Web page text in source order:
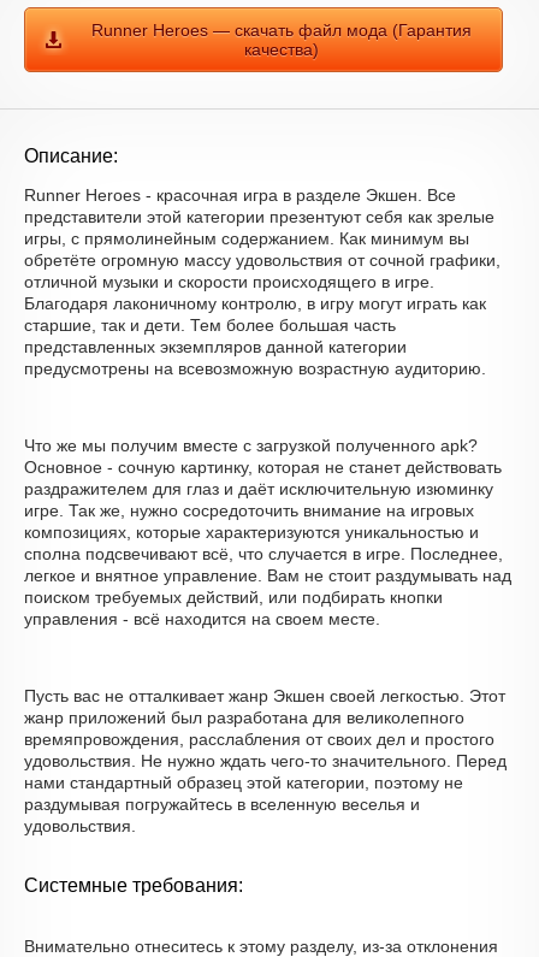
Runner Heroes — скачать файл мода (Гарантия
качества)
Описание:
Runner Heroes - красочная игра в разделе Экшен. Все
представители этой категории презентуют себя как зрелые
игры, с прямолинейным содержанием. Как минимум вы
обретёте огромную массу удовольствия от сочной графики,
отличной музыки и скорости происходящего в игре.
Благодаря лаконичному контролю, в игру могут играть как
старшие, так и дети. Тем более большая часть
представленных экземпляров данной категории
предусмотрены на всевозможную возрастную аудиторию.
Что же мы получим вместе с загрузкой полученного apk?
Основное - сочную картинку, которая не станет действовать
раздражителем для глаз и даёт исключительную изюминку
игре. Так же, нужно сосредоточить внимание на игровых
композициях, которые характеризуются уникальностью и
сполна подсвечивают всё, что случается в игре. Последнее,
легкое и внятное управление. Вам не стоит раздумывать над
поиском требуемых действий, или подбирать кнопки
управления - всё находится на своем месте.
Пусть вас не отталкивает жанр Экшен своей легкостью. Этот
жанр приложений был разработана для великолепного
времяпровождения, расслабления от своих дел и простого
удовольствия. Не нужно ждать чего-то значительного. Перед
нами стандартный образец этой категории, поэтому не
раздумывая погружайтесь в вселенную веселья и
удовольствия.
Системные требования:
Внимательно отнеситесь к этому разделу, из-за отклонения